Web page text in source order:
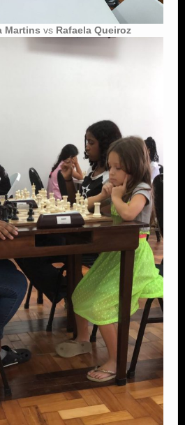
Martins vs Rafaela Queiroz